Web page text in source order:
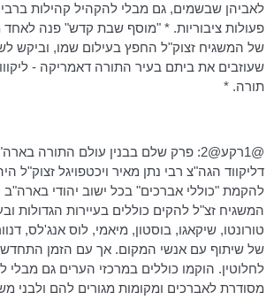
לאביהן שבשמים, גם מבלי להקהיל קהילות
פעולות ציבוריות. * "מוסף שבת קדש" פנה לאחד
של המשגיח זצוק"ל החפץ בעילום שמו, וביקש
שעוזבים את ביתם בעיר התורהדאמריקה -
תורה. *
@1רקע@2
: פרק שלם בבנין עולם התורה
דליקווד הגה"צ רבי נתן מאיר ויכטפויגל זצוק"ל
להקמת "כוללי אברכים" בכל ישוב יהודי
המשגיח זצ"ל להקים כוללים בעיירות הגדולות
טורונטו, שיקאגו, בוסטון, מיאמי,לוס אנג'לס,
של שיתוף עם אנשי המקום. אך עם הזמן
לחלוטין. הוקמו כוללים במרכזי הערים גם
מסודרת לאברכים ומקומות מגורים להם ולבני